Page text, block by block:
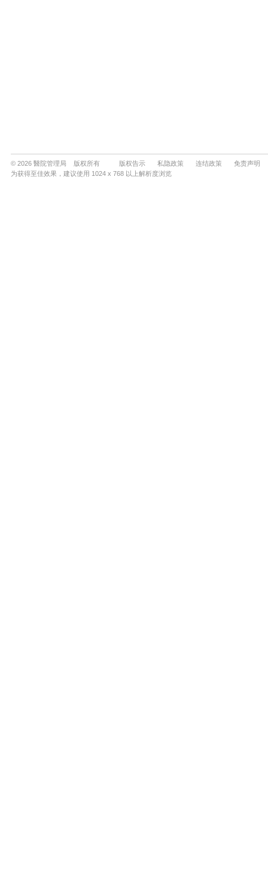
© 2026 醫院管理局 版权所有 版权告示 私隐政策 连结政策
免责声明
为获得至佳效果，建议使用 1024 x 768 以上解析度浏览